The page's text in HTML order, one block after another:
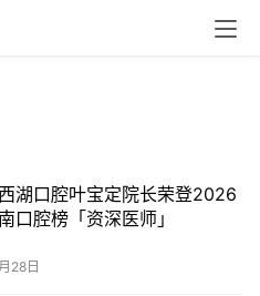
湖口腔叶宝定院长荣登2026
口腔榜「资深医师」
28日